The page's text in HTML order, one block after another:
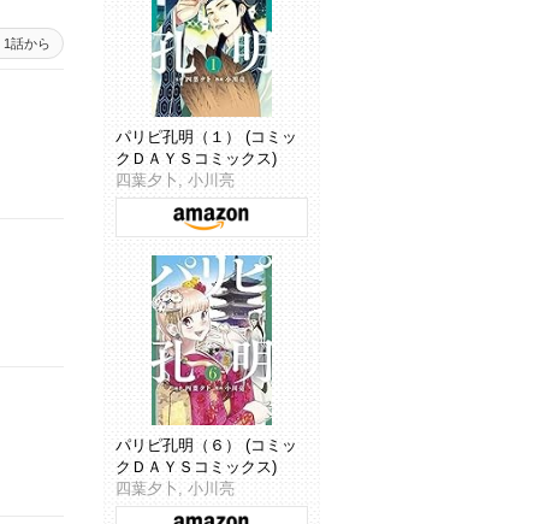
1話から
パリピ孔明（１） (コミッ
クＤＡＹＳコミックス)
四葉夕卜, 小川亮
パリピ孔明（６） (コミッ
クＤＡＹＳコミックス)
四葉夕卜, 小川亮